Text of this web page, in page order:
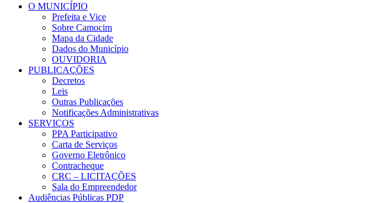
O MUNICÍPIO
Prefeita e Vice
Sobre Camocim
Mapa da Cidade
Dados do Município
OUVIDORIA
PUBLICAÇÕES
Decretos
Leis
Outras Publicações
Notificações Administrativas
SERVIÇOS
PPA Participativo
Carta de Serviços
Governo Eletrônico
Contracheque
CRC – LICITAÇÕES
Sala do Empreendedor
Audiências Públicas PDP